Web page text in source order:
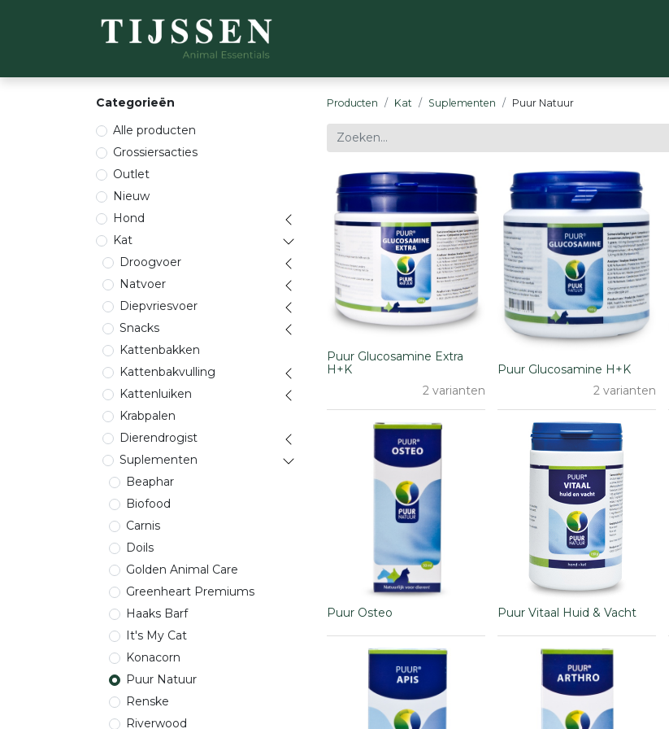
Categorieën
Alle producten
Grossiersacties
Outlet
Nieuw
Hond
Kat
Droogvoer
Natvoer
Diepvriesvoer
Snacks
Kattenbakken
Kattenbakvulling
Kattenluiken
Krabpalen
Dierendrogist
Suplementen
Beaphar
Biofood
Carnis
Doils
Golden Animal Care
Greenheart Premiums
Haaks Barf
It's My Cat
Konacorn
Puur Natuur
Renske
Riverwood
Producten Kat Suplementen Puur Natuur
Puur Glucosamine Extra
H+K
2 varianten
Puur Glucosamine H+K
2 varianten
Puur Osteo Puur Vitaal Huid & Vacht